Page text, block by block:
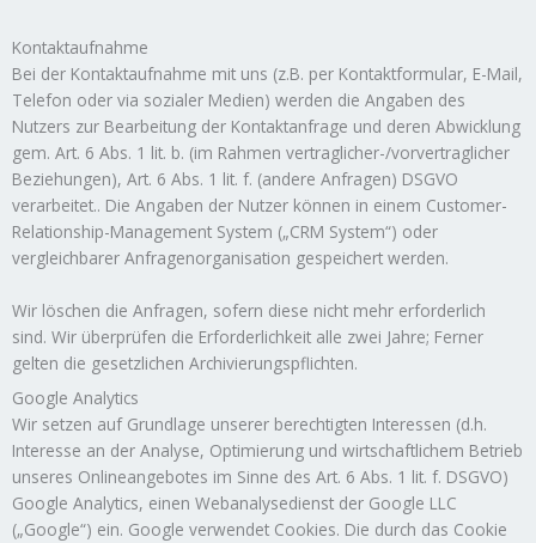
Kontaktaufnahme
Bei der Kontaktaufnahme mit uns (z.B. per Kontaktformular, E-Mail,
Telefon oder via sozialer Medien) werden die Angaben des
Nutzers zur Bearbeitung der Kontaktanfrage und deren Abwicklung
gem. Art. 6 Abs. 1 lit. b. (im Rahmen vertraglicher-/vorvertraglicher
Beziehungen), Art. 6 Abs. 1 lit. f. (andere Anfragen) DSGVO
verarbeitet.. Die Angaben der Nutzer können in einem Customer-
Relationship-Management System („CRM System“) oder
vergleichbarer Anfragenorganisation gespeichert werden.
Wir löschen die Anfragen, sofern diese nicht mehr erforderlich
sind. Wir überprüfen die Erforderlichkeit alle zwei Jahre; Ferner
gelten die gesetzlichen Archivierungspflichten.
Google Analytics
Wir setzen auf Grundlage unserer berechtigten Interessen (d.h.
Interesse an der Analyse, Optimierung und wirtschaftlichem Betrieb
unseres Onlineangebotes im Sinne des Art. 6 Abs. 1 lit. f. DSGVO)
Google Analytics, einen Webanalysedienst der Google LLC
(„Google“) ein. Google verwendet Cookies. Die durch das Cookie